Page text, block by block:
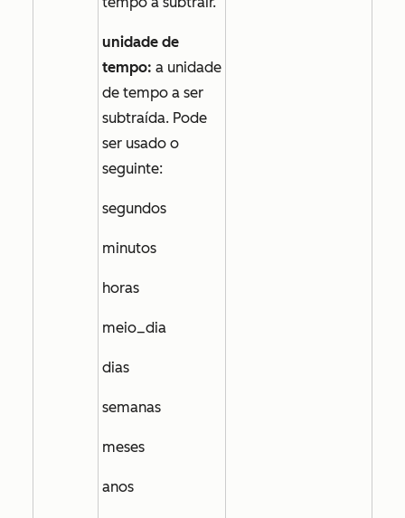
unidade de
tempo: a unidade
de tempo a ser
subtraída. Pode
ser usado o
seguinte:
segundos
minutos
horas
meio_dia
dias
semanas
meses
anos